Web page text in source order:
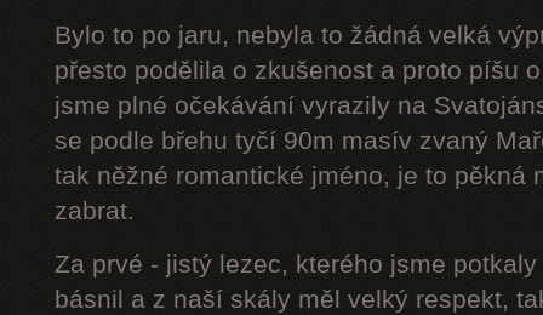
Bylo to po jaru, nebyla to žádná velká
přesto podělila o zkušenost a proto píšu
jsme plné očekávání vyrazily na
se podle břehu tyčí 90m masív zvaný
tak něžné romantické jméno, je to pěkná
zabrat.
Za prvé - jistý lezec, kterého jsme
básnil a z naší skály měl velký respekt,